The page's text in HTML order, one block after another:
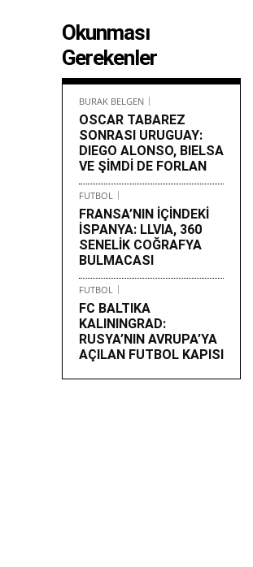
Okunması
Gerekenler
BURAK BELGEN
OSCAR TABAREZ
SONRASI URUGUAY:
DIEGO ALONSO, BIELSA
VE ŞİMDİ DE FORLAN
FUTBOL
FRANSA’NIN İÇİNDEKİ
İSPANYA: LLVIA, 360
SENELİK COĞRAFYA
BULMACASI
FUTBOL
FC BALTIKA
KALININGRAD:
RUSYA’NIN AVRUPA’YA
AÇILAN FUTBOL KAPISI